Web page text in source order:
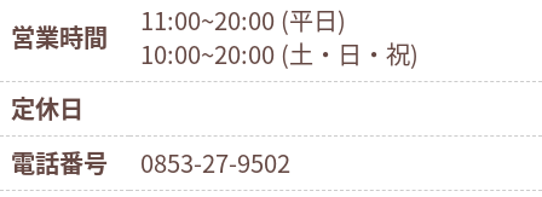
営業時間
11:00~20:00 (平日)
10:00~20:00 (土・日・祝)
定休日
電話番号
0853-27-9502